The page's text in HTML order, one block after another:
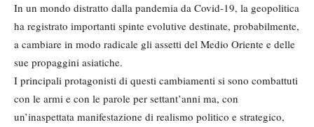
In un mondo distratto dalla pandemia da Covid-19, la geopolitica
ha registrato importanti spinte evolutive destinate, probabilmente,
a cambiare in modo radicale gli assetti del Medio Oriente e delle
sue propaggini asiatiche.
I principali protagonisti di questi cambiamenti si sono combattuti
con le armi e con le parole per settant’anni ma, con
un’inaspettata manifestazione di realismo politico e strategico,